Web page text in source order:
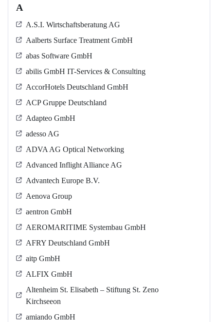
A
A.S.I. Wirtschaftsberatung AG
Aalberts Surface Treatment GmbH
abas Software GmbH
abilis GmbH IT-Services & Consulting
AccorHotels Deutschland GmbH
ACP Gruppe Deutschland
Adapteo GmbH
adesso AG
ADVA AG Optical Networking
Advanced Inflight Alliance AG
Advantech Europe B.V.
Aenova Group
aentron GmbH
AEROMARITIME Systembau GmbH
AFRY Deutschland GmbH
aitp GmbH
ALFIX GmbH
Altenheim St. Elisabeth – Stiftung St. Zeno
Kirchseeon
amiando GmbH